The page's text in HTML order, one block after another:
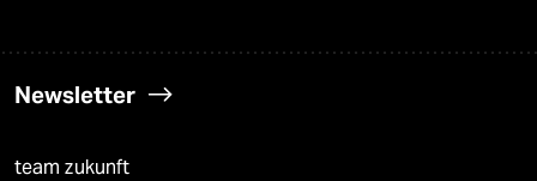
Newsletter
team zukunft